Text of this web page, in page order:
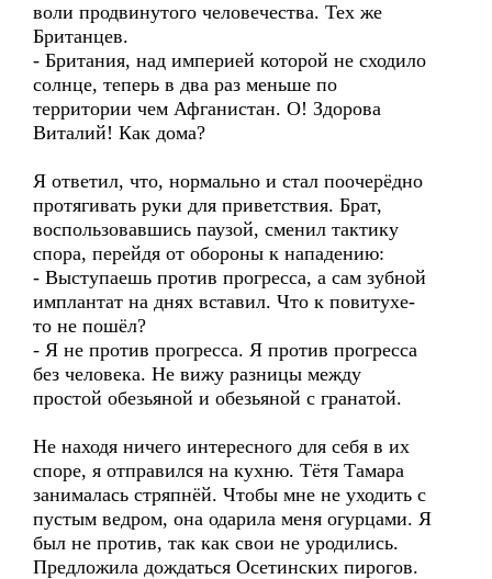
воли продвинутого человечества. Тех же
Британцев.
- Британия, над империей которой не сходило
солнце, теперь в два раз меньше по
территории чем Афганистан. О! Здорова
Виталий! Как дома?
Я ответил, что, нормально и стал поочерёдно
протягивать руки для приветствия. Брат,
воспользовавшись паузой, сменил тактику
спора, перейдя от обороны к нападению:
- Выступаешь против прогресса, а сам зубной
имплантат на днях вставил. Что к повитухе-
то не пошёл?
- Я не против прогресса. Я против прогресса
без человека. Не вижу разницы между
простой обезьяной и обезьяной с гранатой.
Не находя ничего интересного для себя в их
споре, я отправился на кухню. Тётя Тамара
занималась стряпнёй. Чтобы мне не уходить с
пустым ведром, она одарила меня огурцами. Я
был не против, так как свои не уродились.
Предложила дождаться Осетинских пирогов.